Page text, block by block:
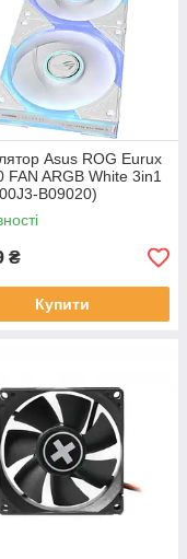
Asus ROG Eurux
FAN ARGB White 3in1
B09020)
₴
Купити